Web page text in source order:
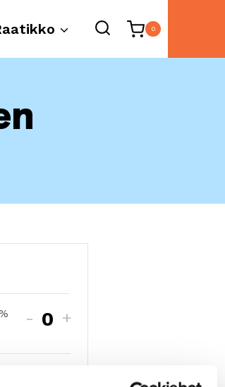
0
Vähennä
määrää
-
Määrä
Lisää
määrää
Teatterilippu
+